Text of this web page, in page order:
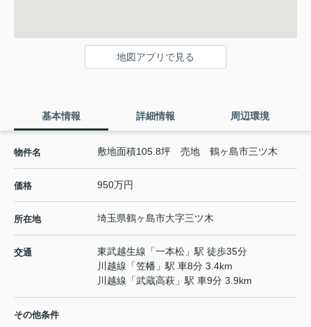
地図アプリで見る
基本情報 詳細情報 周辺環境
物件名 敷地面積105.8坪 売地 鶴ヶ島市三ツ木
価格 950万円
所在地 埼玉県鶴ヶ島市大字三ツ木
交通 東武越生線 「一本松 」駅 徒歩35分
川越線 「笠幡 」駅 車8分 3.4km
川越線 「武蔵高萩 」駅 車9分 3.9km
その他条件